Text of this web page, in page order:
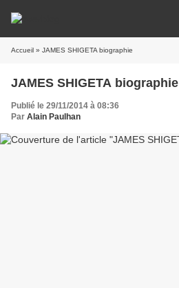
Accueil » JAMES SHIGETA biographie
JAMES SHIGETA biographie
Publié le 29/11/2014 à 08:36
Par Alain Paulhan